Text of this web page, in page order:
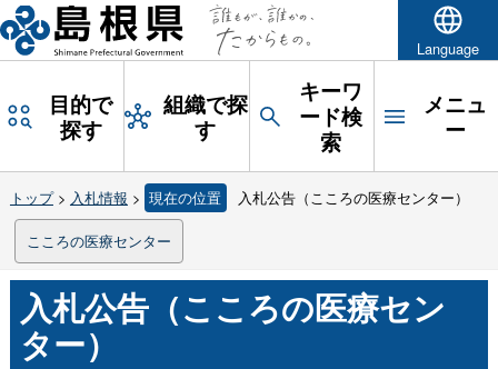
Language
目的で
探す
組織で探
す
キーワ
ード検
索
メニュ
ー
トップ> 入札情報 > 現在の位置 入札公告（こころの医療センター）
こころの医療センター
入札公告（こころの医療セン
ター）